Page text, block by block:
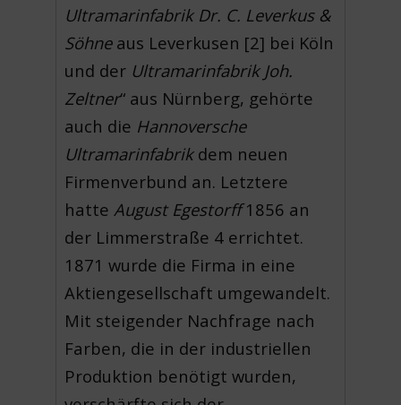
Ultramarinfabrik Dr. C. Leverkus &
Söhneaus Leverkusen [2] bei Köln
und der Ultramarinfabrik Joh.
Zeltner“ aus Nürnberg, gehörte
auch die Hannoversche
Ultramarinfabrikdem neuen
Firmenverbund an. Letztere
hatte August Egestorff1856 an
der Limmerstraße 4 errichtet.
1871 wurde die Firma in eine
Aktiengesellschaft umgewandelt.
Mit steigender Nachfrage nach
Farben, die in der industriellen
Produktion benötigt wurden,